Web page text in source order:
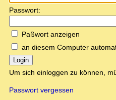
Passwort:
Paßwort anzeigen
an diesem Computer
Login
Um sich einloggen zu können,
Passwort vergessen